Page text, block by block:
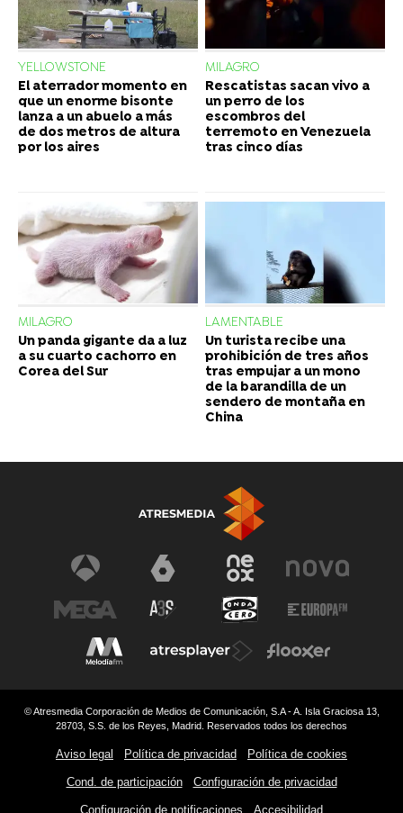
YELLOWSTONE
El aterrador momento en
que un enorme bisonte
lanza a un abuelo a más
de dos metros de altura
por los aires
MILAGRO
Rescatistas sacan vivo a
un perro de los
escombros del
terremoto en Venezuela
tras cinco días
MILAGRO
Un panda gigante da a luz
a su cuarto cachorro en
Corea del Sur
LAMENTABLE
Un turista recibe una
prohibición de tres años
tras empujar a un mono
de la barandilla de un
sendero de montaña en
China
© Atresmedia Corporación de Medios de Comunicación, S.A - A. Isla Graciosa 13,
28703, S.S. de los Reyes, Madrid. Reservados todos los derechos
Aviso legal Política de privacidad Política de cookies
Cond. de participación Configuración de privacidad
Configuración de notificaciones Accesibilidad